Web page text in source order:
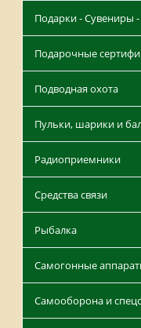
Подарки - Сувениры
Подарочные
Подводная охота
Пульки, шарики и
Радиоприемники
Средства связи
Рыбалка
Самогонные
Самооборона и